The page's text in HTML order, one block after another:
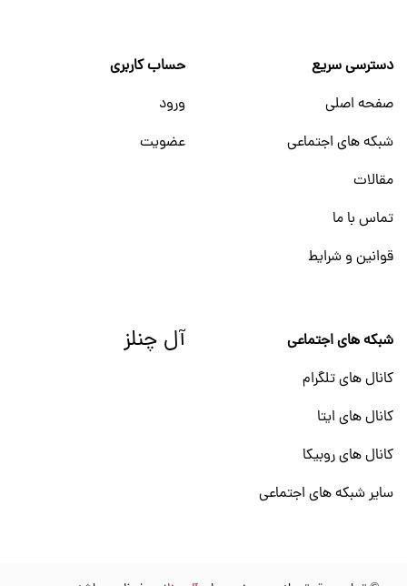
دسترسی سریع
صفحه اصلی
شبکه های اجتماعی
مقالات
تماس با ما
قوانین و شرایط
حساب کاربری
ورود
عضویت
شبکه های اجتماعی
کانال های تلگرام
کانال های ایتا
کانال های روبیکا
سایر شبکه های اجتماعی
آل چنلز